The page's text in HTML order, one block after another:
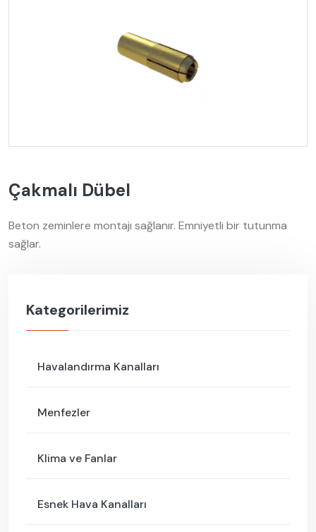
Çakmalı Dübel
Beton zeminlere montajı sağlanır. Emniyetli bir tutunma
sağlar.
Kategorilerimiz
Havalandırma Kanalları
Menfezler
Klima ve Fanlar
Esnek Hava Kanalları